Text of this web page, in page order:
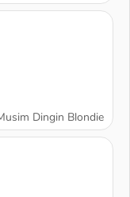
Dingin Blondie